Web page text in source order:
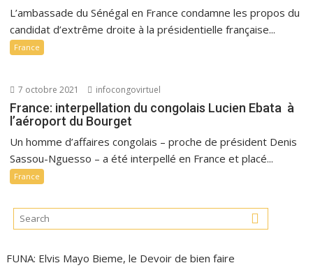
L’ambassade du Sénégal en France condamne les propos du
candidat d’extrême droite à la présidentielle française...
France
7 octobre 2021 infocongovirtuel
France: interpellation du congolais Lucien Ebata à
l’aéroport du Bourget
Un homme d’affaires congolais – proche de président Denis
Sassou-Nguesso – a été interpellé en France et placé...
France
FUNA: Elvis Mayo Bieme, le Devoir de bien faire